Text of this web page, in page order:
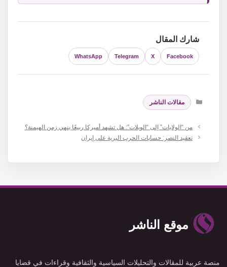
شارك المقال
Facebook
X
Telegram
WhatsApp
التصنيفات
مقالات الناشر
من “الولايات” إلى “الويلات”: هل تشهد أميركا ربيعًا ينهي زمن الهيمنة؟
تعقيد النصر: حسابات الحرب البرية على إيران
موقع الناشر
منصة عربية للمقالات والتحليلات السياسية والثقافية وقراءات في قضايا